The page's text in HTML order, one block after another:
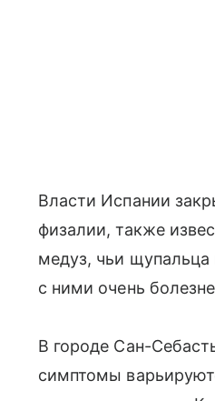
Власти Испании
физалии, также
медуз, чьи щупальца
с ними очень
В городе Сан-
симптомы